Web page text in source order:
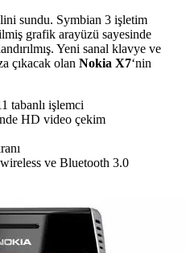
sundu. Symbian 3 işletim
grafik arayüzü sayesinde
Yeni sanal klavye ve
çıkacak olan Nokia X7‘nin
tabanlı işlemci
HD video çekim
ve Bluetooth 3.0